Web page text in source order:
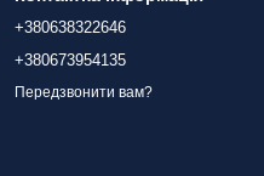
+380638322646
+380673954135
Передзвонити вам?